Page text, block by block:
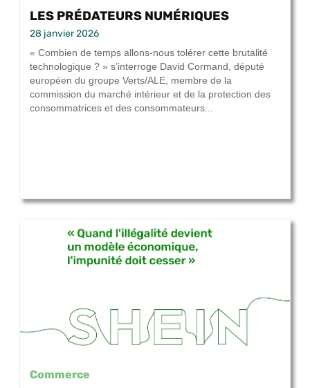
LES PRÉDATEURS NUMÉRIQUES
28 janvier 2026
« Combien de temps allons-nous tolérer cette brutalité
technologique ? » s’interroge David Cormand, député
européen du groupe Verts/ALE, membre de la
commission du marché intérieur et de la protection des
consommatrices et des consommateurs...
Commerce